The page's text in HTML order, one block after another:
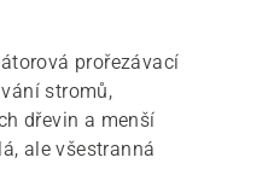
prořezávací
stromů,
dřevin a menší
ale všestranná